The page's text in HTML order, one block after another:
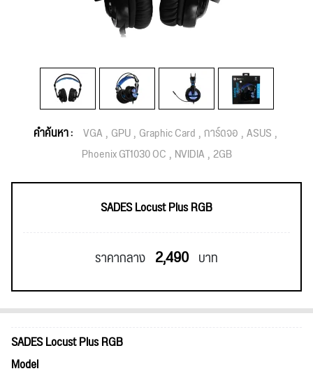
คำค้นหา : VGA GPU Graphic Card การ์ดจอ ASUS
Phoenix GT1030 OC NVIDIA 2GB
SADES Locust Plus RGB
ราคากลาง 2,490 บาท
SADES Locust Plus RGB
Model